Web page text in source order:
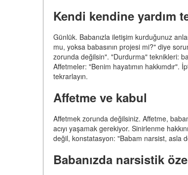
Kendi kendine yardım
Günlük. Babanızla iletişim kurduğunuz
mu, yoksa babasının projesi mi?" diye
zorunda değilsin". "Durdurma" teknikleri:
Affetmeler: "Benim hayatımın
tekrarlayın.
Affetme ve kabul
Affetmek zorunda değilsiniz. Affetme,
acıyı yaşamak gerekiyor. Sinirlenme
değil, konstatasyon: "Babam narsist, asla
Babanızda narsistik